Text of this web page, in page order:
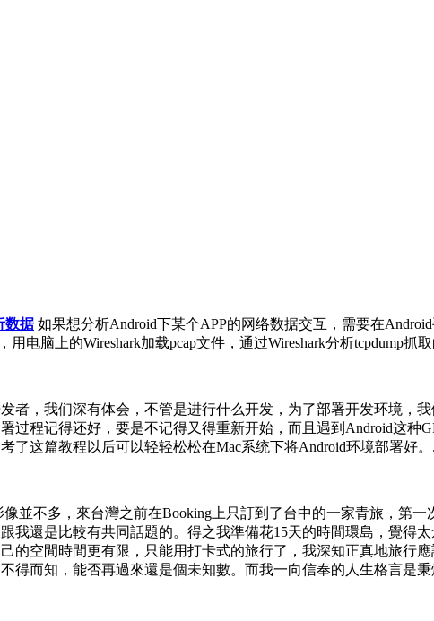
数据如果想分析Android下某个APP的网络数据交互，需要在
电脑上的Wireshark加载pcap文件，通过Wireshark分析tcpdump抓
者，我们深有体会，不管是进行什么开发，为了部署开发环境，
过程记得还好，要是不记得又得重新开始，而且遇到Android这
了这篇教程以后可以轻轻松松在Mac系统下将Android环境部署好。
並不多，來台灣之前在Booking上只訂到了台中的一家青旅，第
我還是比較有共同話題的。得之我準備花15天的時間環島，覺得
的空閒時間更有限，只能用打卡式的旅行了，我深知正真地旅行
得而知，能否再過來還是個未知數。而我一向信奉的人生格言是